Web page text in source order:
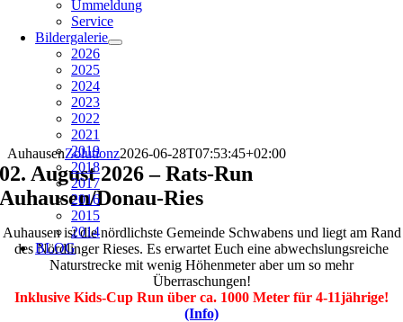
Ummeldung
Service
Bildergalerie
2026
2025
2024
2023
2022
2021
2019
2018
2017
2016
2015
2014
BLOG
AuhausenZolutionz2026-06-28T07:53:45+02:00
02. August 2026 – Rats-Run
Auhausen/Donau-Ries
Auhausen ist die nördlichste Gemeinde Schwabens und liegt am Rand
des Nördlinger Rieses. Es erwartet Euch eine abwechslungsreiche
Naturstrecke mit wenig Höhenmeter aber um so mehr
Überraschungen!
Inklusive Kids-Cup Run über ca. 1000 Meter für 4-11jährige!
(Info)